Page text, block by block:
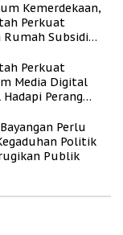
Kemerdekaan,
Perkuat
Rumah Subsidi
Rendah
Perkuat
Media Digital
Perang
Perlu
Politik
Publik